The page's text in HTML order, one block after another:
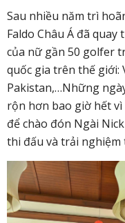
Sau nhiều năm trì
Faldo Châu Á đã
của nữ gần 50 golfer
quốc gia trên thế giới:
Pakistan,…Những
rộn hơn bao giờ hết
để chào đón Ngài
thi đấu và trải nghiệm